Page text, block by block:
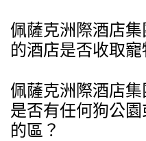
佩薩克洲際酒店
的酒店是否收取寵
佩薩克洲際酒店
是否有任何狗公
的區？